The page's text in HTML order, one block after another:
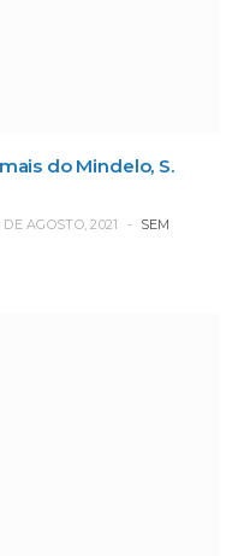
do Mindelo, S.
DE AGOSTO, 2021
SEM